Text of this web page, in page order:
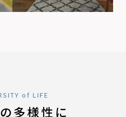
of LIFE
多様性に